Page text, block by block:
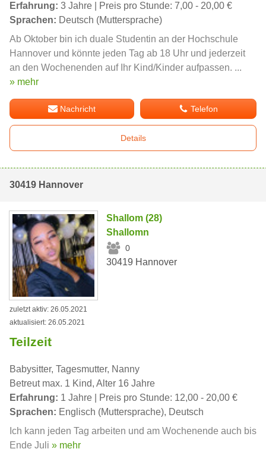
Erfahrung: 3 Jahre | Preis pro Stunde: 7,00 - 20,00 €
Sprachen: Deutsch (Muttersprache)
Ab Oktober bin ich duale Studentin an der Hochschule
Hannover und könnte jeden Tag ab 18 Uhr und jederzeit
an den Wochenenden auf Ihr Kind/Kinder aufpassen. ...
» mehr
Nachricht Telefon
Details
30419 Hannover
Shallom (28)
Shallomn
0
30419 Hannover
zuletzt aktiv: 26.05.2021
aktualisiert: 26.05.2021
Teilzeit
Babysitter, Tagesmutter, Nanny
Betreut max. 1 Kind, Alter 16 Jahre
Erfahrung: 1 Jahre | Preis pro Stunde: 12,00 - 20,00 €
Sprachen: Englisch (Muttersprache), Deutsch
Ich kann jeden Tag arbeiten und am Wochenende auch bis
Ende Juli » mehr